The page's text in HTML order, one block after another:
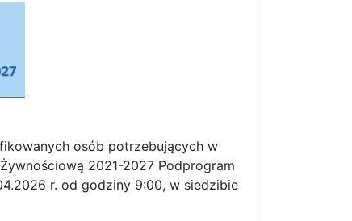
osób potrzebujących w
2021-2027 Podprogram
r. od godziny 9:00, w siedzibie